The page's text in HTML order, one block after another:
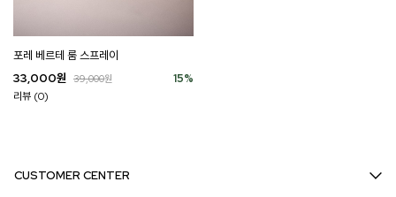
포레 베르테 룸 스프레이
15%
33,000원 39,000원
리뷰 (0)
CUSTOMER CENTER